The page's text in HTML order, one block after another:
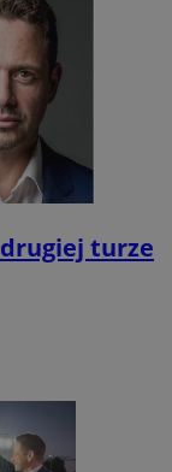
drugiej turze